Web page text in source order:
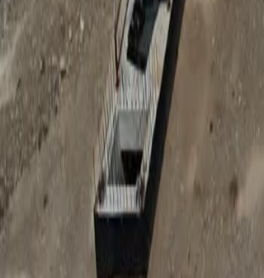
Anunțuri publice